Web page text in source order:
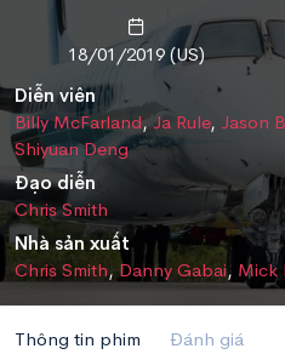
18/01/2019 (US)
Diễn viên
Billy McFarland, Ja Rule, Jason
Shiyuan Deng
Đạo diễn
Chris Smith
Nhà sản xuất
Chris Smith, Danny Gabai, Mick
Thông tin phim Đánh giá